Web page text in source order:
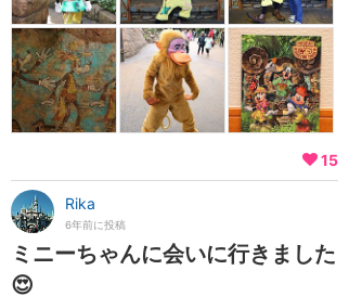
15
Rika
6年前に投稿
ミニーちゃんに会いに行きました
😍